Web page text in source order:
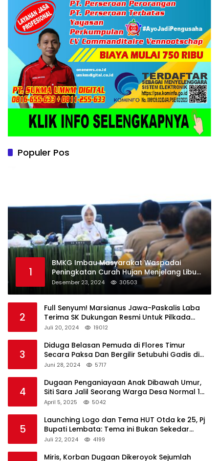
Populer Pos
1
BMKG Imbau Masyarakat Waspadai
Peningkatan Curah Hujan Menjelang Libur
Natal dan Tahun Baru
Desember 23, 2024 30503
2
Full Senyum! Marsianus Jawa-Paskalis Laba
Terima SK Dukungan Resmi Untuk Pilkada
Lembata
Juli 20, 2024 19012
3
Diduga Belasan Pemuda di Flores Timur
Secara Paksa Dan Bergilir Setubuhi Gadis di
Bawah Umur
Juni 28, 2024 5717
4
Dugaan Penganiayaan Anak Dibawah Umur,
Siti Sara Jalil Seorang Warga Desa Normal 1
Melapor ke Polisi
April 5, 2025 5042
5
Launching Logo dan Tema HUT Otda ke 25, Pj
Bupati Lembata: Tema ini Bukan Sekedar
Refleksi Semalam
Juli 22, 2024 4199
Miris, Korban Dugaan Dikeroyok Sejumlah